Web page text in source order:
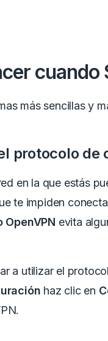
más sencillas y
protocolo de
en la que estás
te impiden
evita
a utilizar el
haz clic en